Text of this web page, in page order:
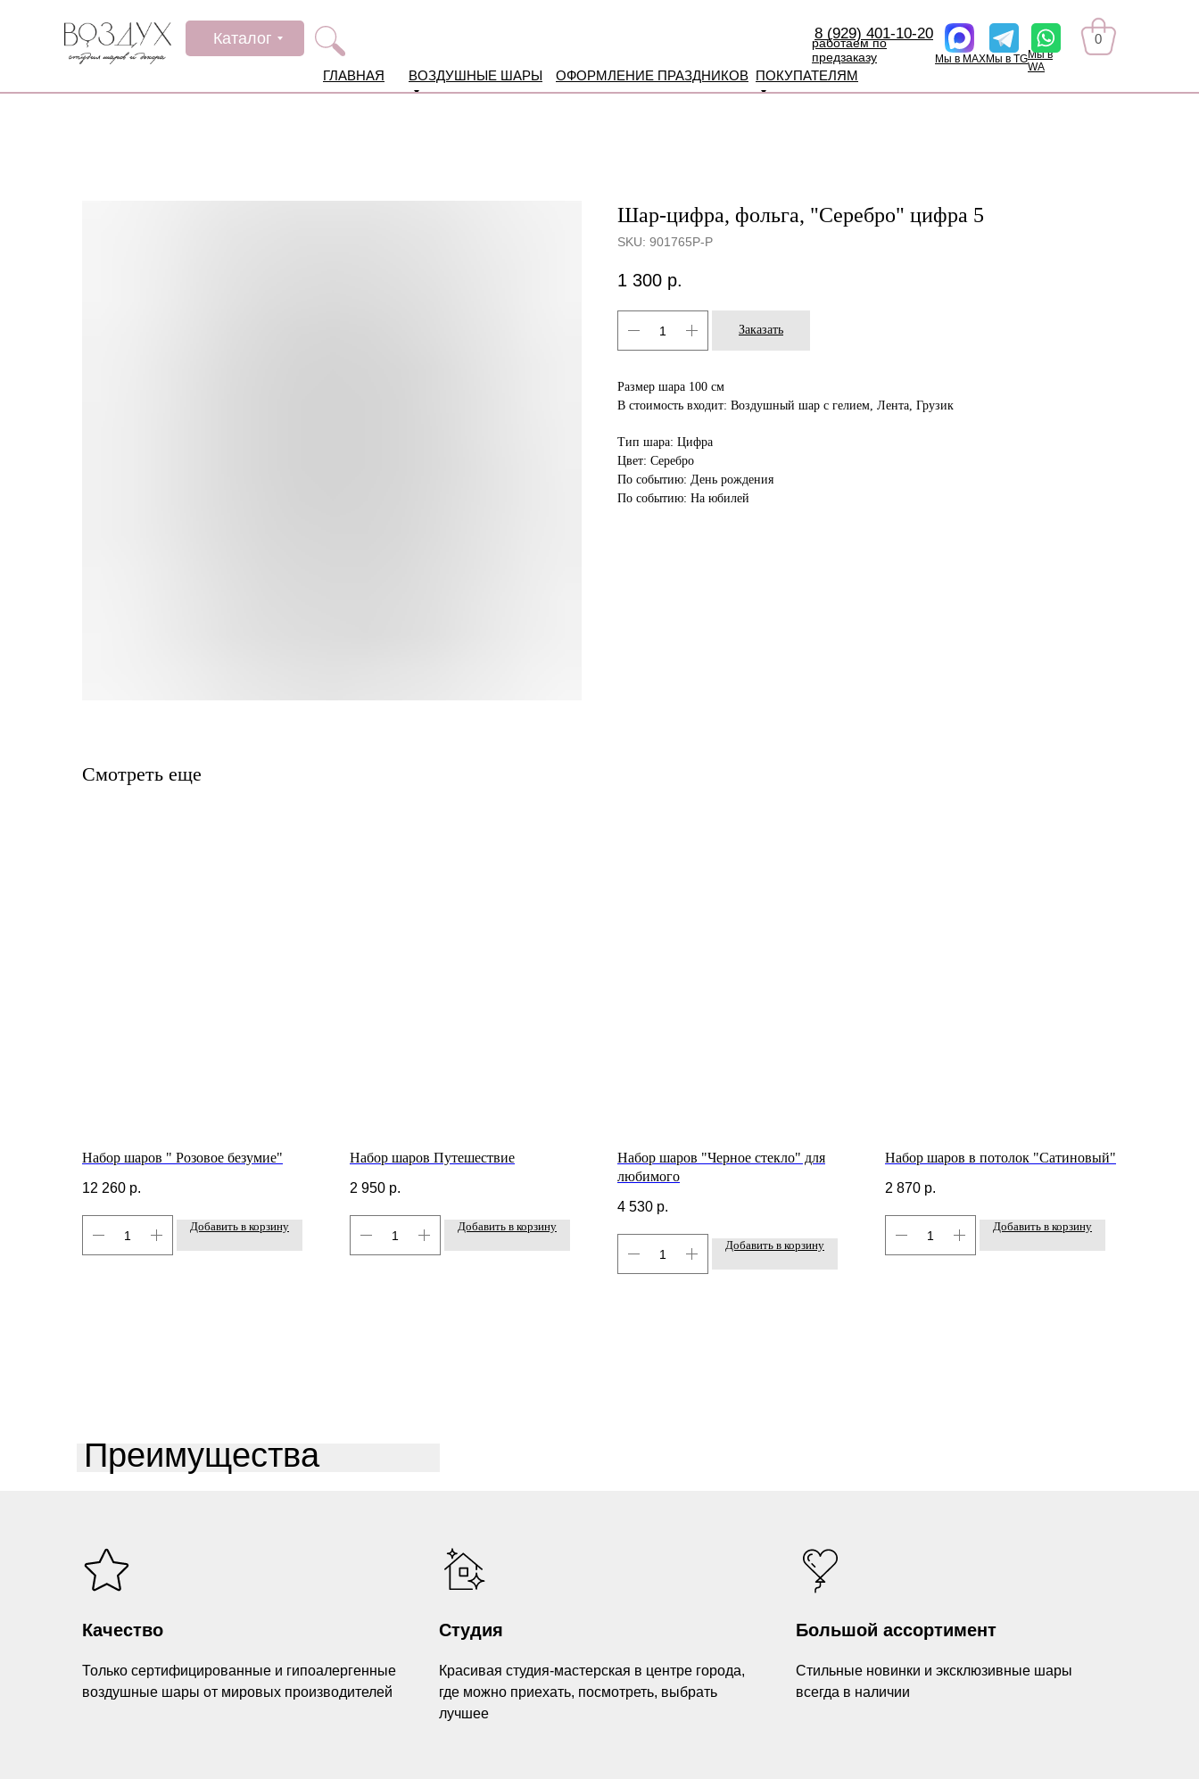
ВОЗДУШНЫЕ ШАРЫ
ГЛАВНАЯ ОФОРМЛЕНИЕ ПРАЗДНИКОВ ПОКУПАТЕЛЯМ
8 (929) 401-10-20
работаем по
предзаказу
Мы в MAXМы в TGМы в
WA
0
Каталог
Шар-цифра, фольга, "Серебро" цифра 5
SKU: 901765P-P
1 300 р.
Заказать
Размер шара 100 см
В стоимость входит: Воздушный шар с гелием, Лента, Грузик
Тип шара: Цифра
Цвет: Серебро
По событию: День рождения
По событию: На юбилей
Смотреть еще
Набор шаров " Розовое безумие"
12 260 р.
Добавить в корзину
Набор шаров Путешествие
2 950 р.
Добавить в корзину
Набор шаров "Черное стекло" для
любимого
4 530 р.
Добавить в корзину
Набор шаров в потолок "Сатиновый"
2 870 р.
Добавить в корзину
Преимущества
Качество
Только сертифицированные и гипоалергенные
воздушные шары от мировых производителей
Студия
Красивая студия-мастерская в центре города,
где можно приехать, посмотреть, выбрать
лучшее
Большой ассортимент
Стильные новинки и эксклюзивные шары
всегда в наличии